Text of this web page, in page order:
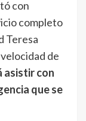
con
completo
Teresa
de
asistir con
que se